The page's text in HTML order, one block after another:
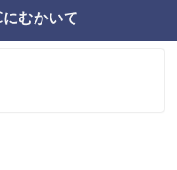
むかいて